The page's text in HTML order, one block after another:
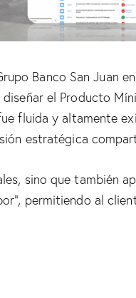
Banco San Juan
el Producto
fluida y altamente
estratégica
sino que también
permitiendo al